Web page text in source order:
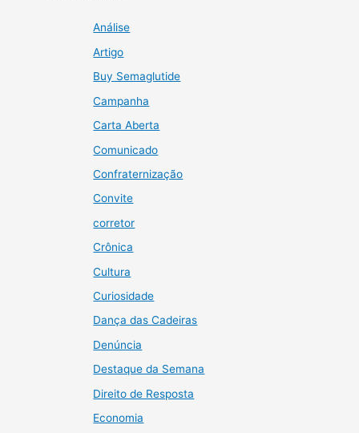
Análise
Artigo
Buy Semaglutide
Campanha
Carta Aberta
Comunicado
Confraternização
Convite
corretor
Crônica
Cultura
Curiosidade
Dança das Cadeiras
Denúncia
Destaque da Semana
Direito de Resposta
Economia